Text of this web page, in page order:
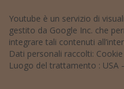
Youtube è un servizio di
gestito da Google Inc. che
integrare tali contenuti
Dati personali raccolti:
Luogo del trattamento : USA